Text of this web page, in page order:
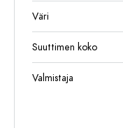
Väri
Suuttimen koko
Valmistaja